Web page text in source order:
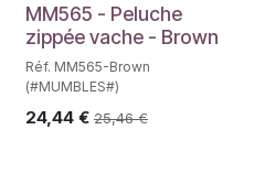
MM565 - Peluche
zippée vache - Brown
Réf. MM565-Brown
(#MUMBLES#)
24,44 € 25,46€